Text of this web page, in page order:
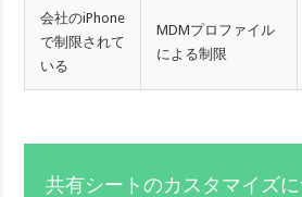
会社のiPhone
で制限されて
いる
MDMプロファイル
による制限
共有シートのカスタマイズ